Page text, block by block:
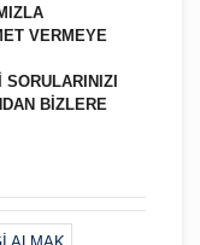
VERMEYE
BİZLERE